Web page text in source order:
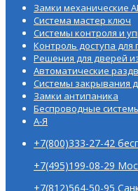
Замки механические
Система мастер ключ
Системы контроля и
Контроль доступа для
Решения для дверей
Автоматические
Системы закрывания
Замки антипаника
Беспроводные
А-Я
+7(800)333-27-42
+7(495)199-08-29
+7(812)564-50-95